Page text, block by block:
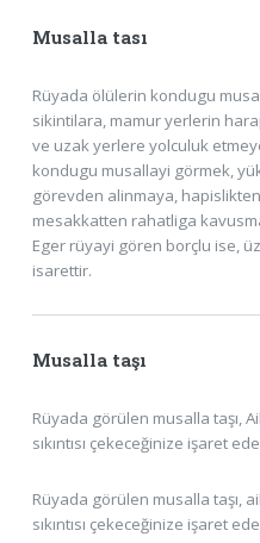
Musalla tası
Rüyada ölülerin kondugu
sikintilara, mamur yerlerin
ve uzak yerlere yolculuk
kondugu musallayi görmek,
görevden alinmaya,
mesakkatten rahatliga
Eger rüyayi gören borçlu ise,
isarettir.
Musalla taşı
Rüyada görülen musalla taşı,
sıkıntısı çekeceğinize işaret
Rüyada görülen musalla taşı,
sıkıntısı çekeceğinize işaret